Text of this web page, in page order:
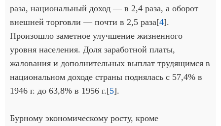
раза, национальный доход — в 2,4 раза, а оборот
внешней торговли — почти в 2,5 раза[4].
Произошло заметное улучшение жизненного
уровня населения. Доля заработной платы,
жалования и дополнительных выплат трудящимся в
национальном доходе страны поднялась с 57,4% в
1946 г. до 63,8% в 1956 г.[5].
Бурному экономическому росту, кроме